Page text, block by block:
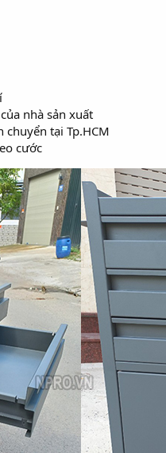
nhà sản xuất
tại Tp.HCM
cước